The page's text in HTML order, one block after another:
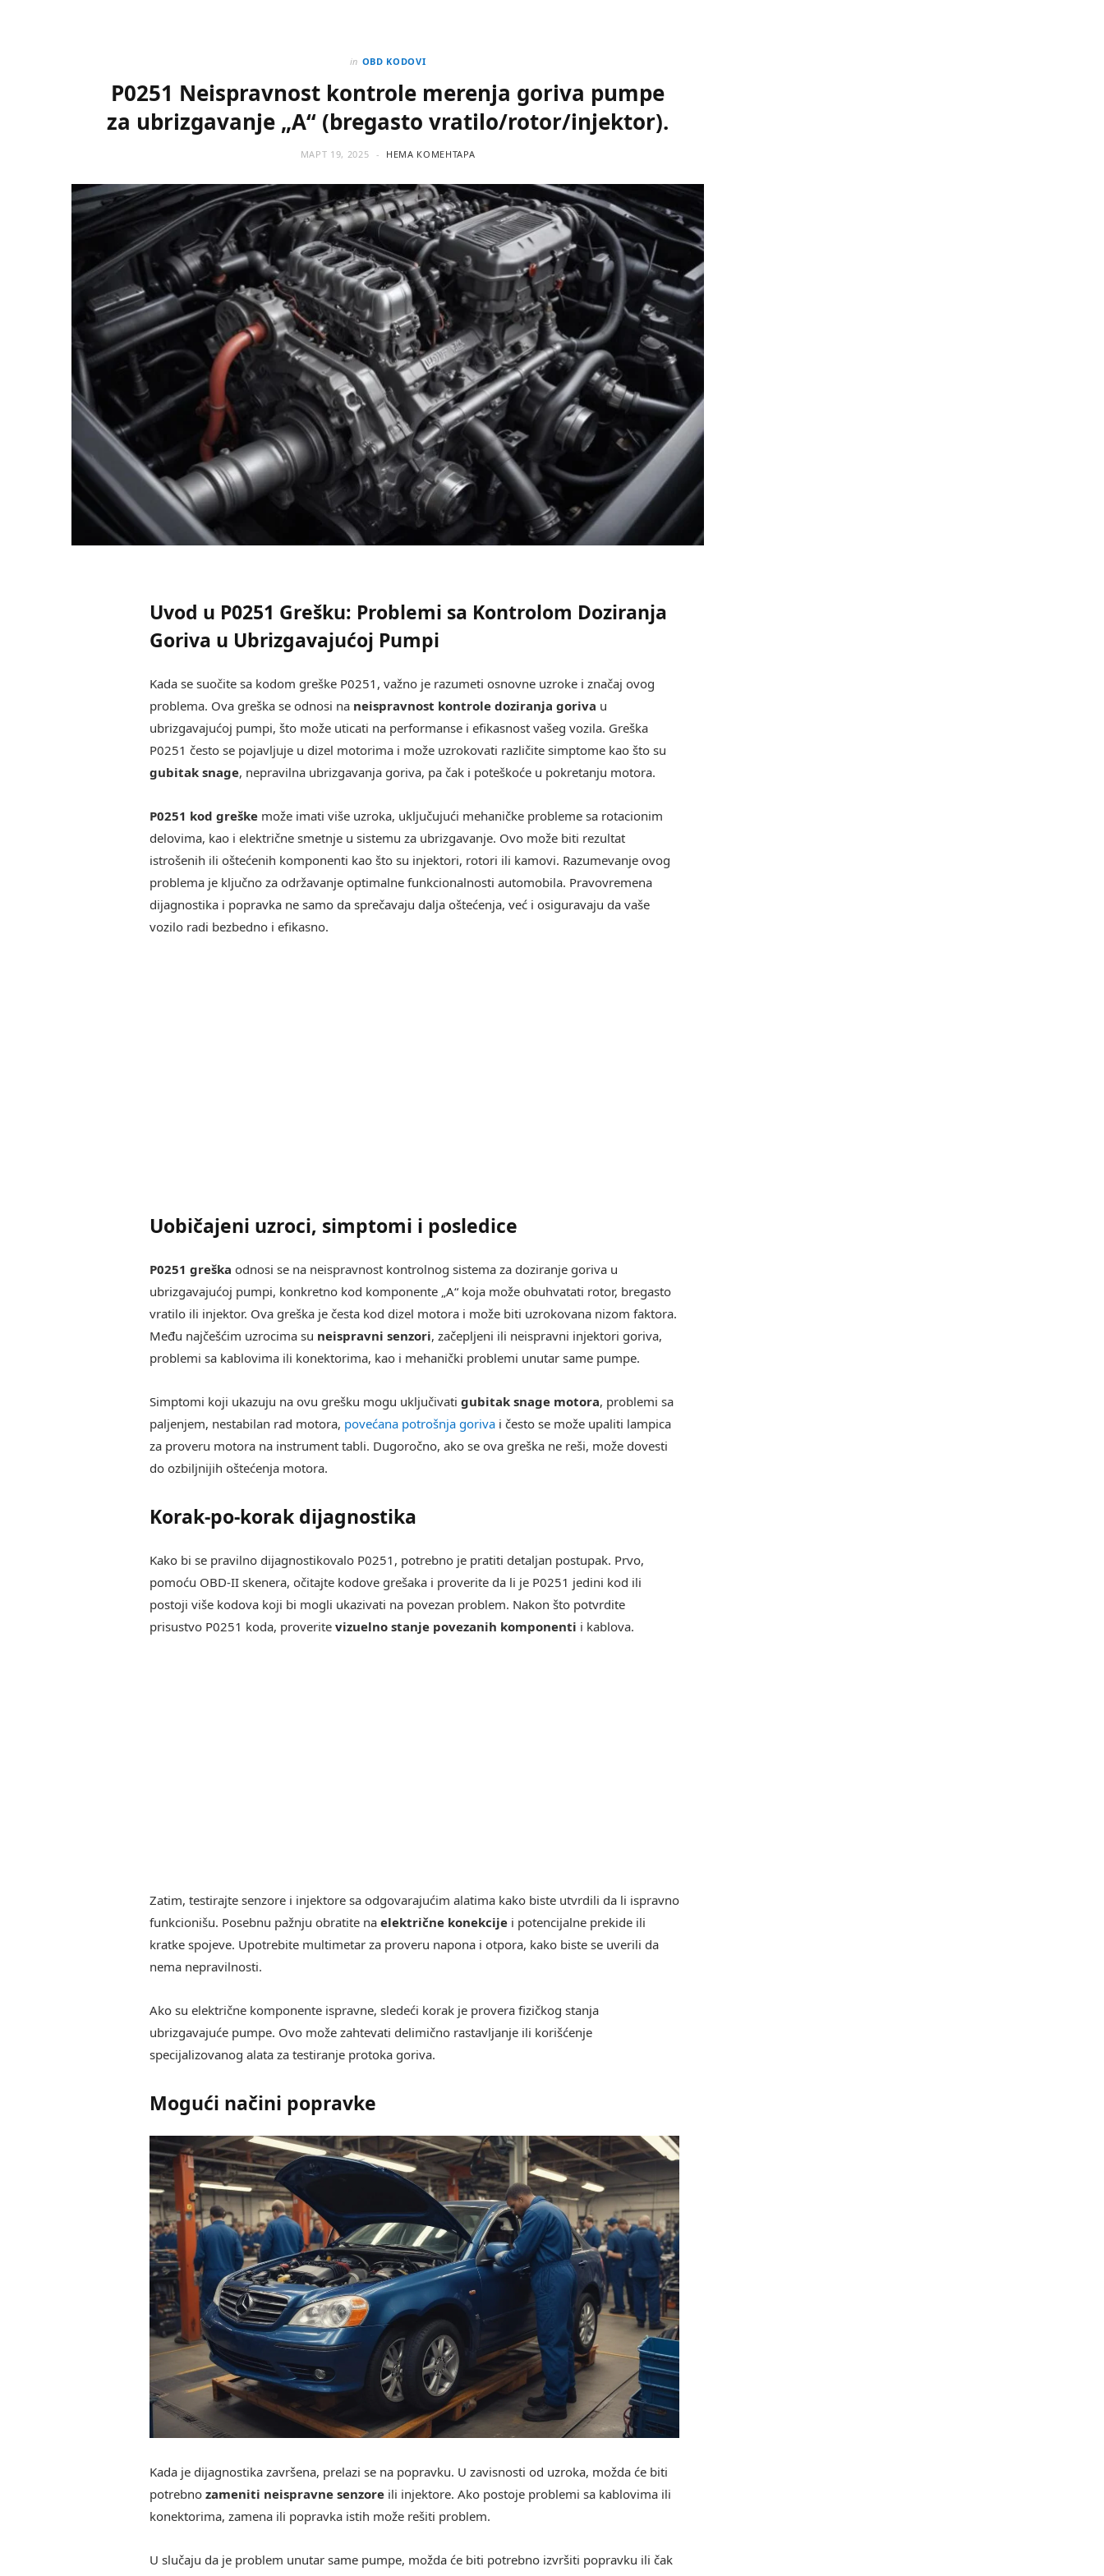
in OBD KODOVI
P0251 Neispravnost kontrole merenja goriva pumpe
za ubrizgavanje „A“ (bregasto vratilo/rotor/injektor).
МАРТ 19, 2025 НЕМА КОМЕНТАРА
Uvod u P0251 Grešku: Problemi sa Kontrolom Doziranja
Goriva u Ubrizgavajućoj Pumpi
Kada se suočite sa kodom greške P0251, važno je razumeti osnovne uzroke i značaj ovog
problema. Ova greška se odnosi na neispravnost kontrole doziranja goriva u
ubrizgavajućoj pumpi, što može uticati na performanse i efikasnost vašeg vozila. Greška
P0251 često se pojavljuje u dizel motorima i može uzrokovati različite simptome kao što su
gubitak snage, nepravilna ubrizgavanja goriva, pa čak i poteškoće u pokretanju motora.
P0251 kod greškemože imati više uzroka, uključujući mehaničke probleme sa rotacionim
delovima, kao i električne smetnje u sistemu za ubrizgavanje. Ovo može biti rezultat
istrošenih ili oštećenih komponenti kao što su injektori, rotori ili kamovi. Razumevanje ovog
problema je ključno za održavanje optimalne funkcionalnosti automobila. Pravovremena
dijagnostika i popravka ne samo da sprečavaju dalja oštećenja, već i osiguravaju da vaše
vozilo radi bezbedno i efikasno.
Uobičajeni uzroci, simptomi i posledice
P0251 greška odnosi se na neispravnost kontrolnog sistema za doziranje goriva u
ubrizgavajućoj pumpi, konkretno kod komponente „A“ koja može obuhvatati rotor, bregasto
vratilo ili injektor. Ova greška je česta kod dizel motora i može biti uzrokovana nizom faktora.
Među najčešćim uzrocima su neispravni senzori, začepljeni ili neispravni injektori goriva,
problemi sa kablovima ili konektorima, kao i mehanički problemi unutar same pumpe.
Simptomi koji ukazuju na ovu grešku mogu uključivati gubitak snage motora, problemi sa
paljenjem, nestabilan rad motora, povećana potrošnja gorivai često se može upaliti lampica
za proveru motora na instrument tabli. Dugoročno, ako se ova greška ne reši, može dovesti
do ozbiljnijih oštećenja motora.
Korak-po-korak dijagnostika
Kako bi se pravilno dijagnostikovalo P0251, potrebno je pratiti detaljan postupak. Prvo,
pomoću OBD-II skenera, očitajte kodove grešaka i proverite da li je P0251 jedini kod ili
postoji više kodova koji bi mogli ukazivati na povezan problem. Nakon što potvrdite
prisustvo P0251 koda, proverite vizuelno stanje povezanih komponenti i kablova.
Zatim, testirajte senzore i injektore sa odgovarajućim alatima kako biste utvrdili da li ispravno
funkcionišu. Posebnu pažnju obratite na električne konekcijei potencijalne prekide ili
kratke spojeve. Upotrebite multimetar za proveru napona i otpora, kako biste se uverili da
nema nepravilnosti.
Ako su električne komponente ispravne, sledeći korak je provera fizičkog stanja
ubrizgavajuće pumpe. Ovo može zahtevati delimično rastavljanje ili korišćenje
specijalizovanog alata za testiranje protoka goriva.
Mogući načini popravke
Kada je dijagnostika završena, prelazi se na popravku. U zavisnosti od uzroka, možda će biti
potrebno zameniti neispravne senzoreili injektore. Ako postoje problemi sa kablovima ili
konektorima, zamena ili popravka istih može rešiti problem.
U slučaju da je problem unutar same pumpe, možda će biti potrebno izvršiti popravku ili čak